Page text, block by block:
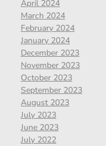
April 2024
March 2024
February 2024
January 2024
December 2023
November 2023
October 2023
September 2023
August 2023
July 2023
June 2023
July 2022